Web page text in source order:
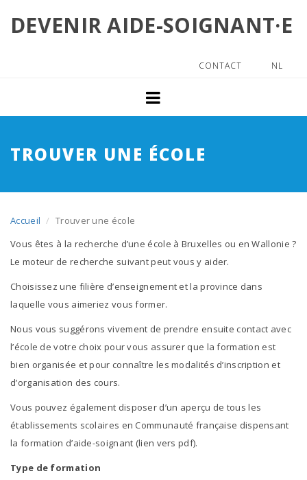
DEVENIR AIDE-SOIGNANT·E
CONTACT NL
Accueil
Le métier
Plus d'infos
Plein exercice
Enseignement pour
Formation compactée
TROUVER UNE ÉCOLE
Accueil
Trouver une école
Vous êtes à la recherche d’une école à Bruxelles ou en Wallonie ?
Le moteur de recherche suivant peut vous y aider.
Choisissez une filière d’enseignement et la province dans
laquelle vous aimeriez vous former.
Nous vous suggérons vivement de prendre ensuite contact avec
l’école de votre choix pour vous assurer que la formation est
bien organisée et pour connaître les modalités d’inscription et
d’organisation des cours.
Vous pouvez également disposer d’un aperçu de tous les
établissements scolaires en Communauté française dispensant
la formation d’aide-soignant (lien vers pdf).
Type de formation